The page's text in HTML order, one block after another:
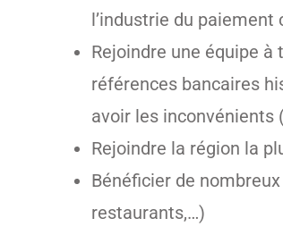
l’industrie du paiement
Rejoindre une équipe
références bancaires
avoir les inconvénients
Rejoindre la région la
Bénéficier de
restaurants,…)